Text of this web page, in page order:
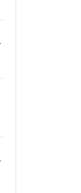
教学
观测